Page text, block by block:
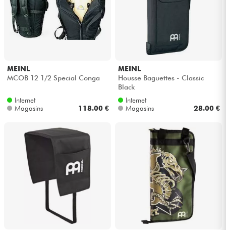
Casques
Micros & HF
Eclairage
Batteries & Percu
Violons & Quatuor
Eveil Musical
MEINL
MCOB 12 1/2 Special Conga
Internet
Magasins
118.00 €
MEINL
Housse Baguettes - Classic
Black
Internet
Magasins
28.00 €